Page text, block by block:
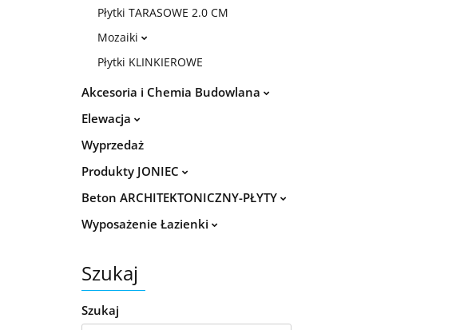
Płytki TARASOWE 2.0 CM
Mozaiki
Płytki KLINKIEROWE
Akcesoria i Chemia Budowlana
Elewacja
Wyprzedaż
Produkty JONIEC
Beton ARCHITEKTONICZNY-PŁYTY
Wyposażenie Łazienki
Szukaj
Szukaj